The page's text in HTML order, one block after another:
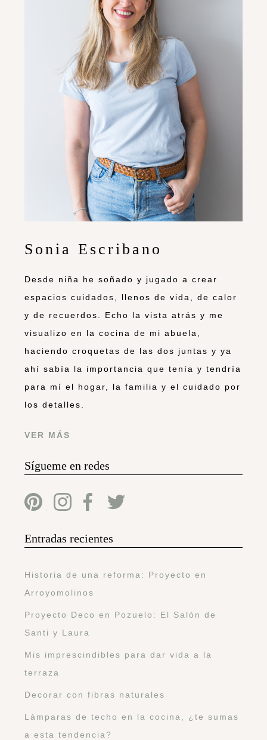
Sonia Escribano
Desde niña he soñado y jugado a crear
espacios cuidados, llenos de vida, de calor
y de recuerdos. Echo la vista atrás y me
visualizo en la cocina de mi abuela,
haciendo croquetas de las dos juntas y ya
ahí sabía la importancia que tenía y tendría
para mí el hogar, la familia y el cuidado por
los detalles.
VER MÁS
Sígueme en redes
Entradas recientes
Historia de una reforma: Proyecto en
Arroyomolinos
Proyecto Deco en Pozuelo: El Salón de
Santi y Laura
Mis imprescindibles para dar vida a la
terraza
Decorar con fibras naturales
Lámparas de techo en la cocina, ¿te sumas
a esta tendencia?